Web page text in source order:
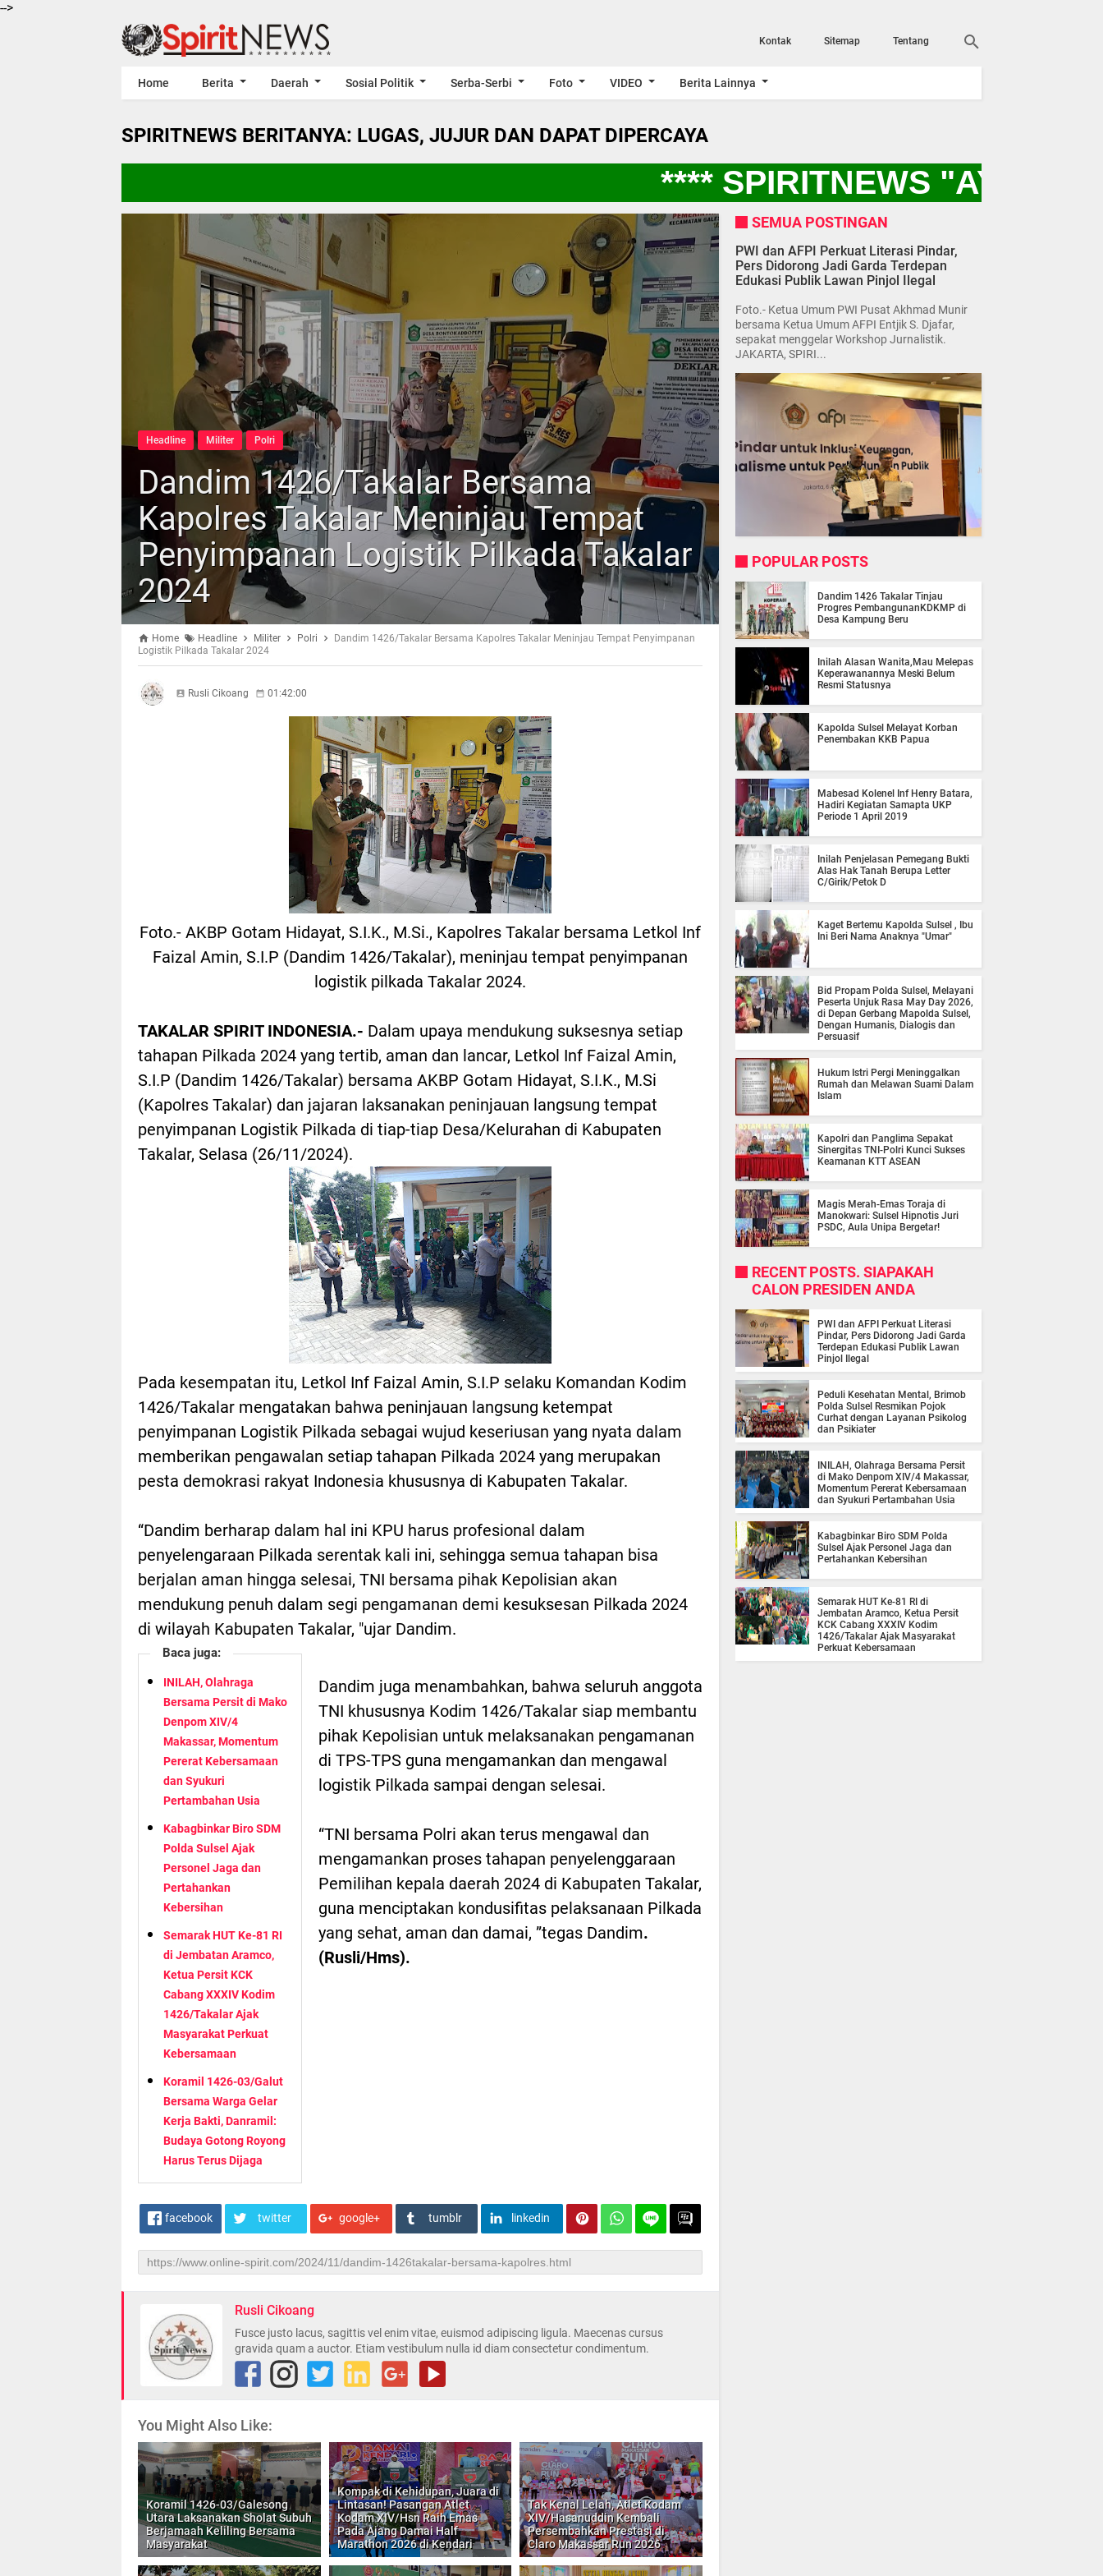
-->
Kontak Sitemap Tentang
Home Berita Daerah Sosial Politik Serba-Serbi Foto VIDEO Berita Lainnya
SPIRITNEWS BERITANYA: LUGAS, JUJUR DAN DAPAT DIPERCAYA
**** SPIRITNEWS "AYO KITA
Headline Militer Polri
Dandim 1426/Takalar Bersama
Kapolres Takalar Meninjau Tempat
Penyimpanan Logistik Pilkada Takalar
2024
Home Headline Militer Polri
Dandim 1426/Takalar Bersama Kapolres Takalar Meninjau Tempat Penyimpanan
Logistik Pilkada Takalar 2024
Rusli Cikoang 01:42:00
Foto.- AKBP Gotam Hidayat, S.I.K., M.Si., Kapolres Takalar bersama Letkol Inf
Faizal Amin, S.I.P (Dandim 1426/Takalar), meninjau tempat penyimpanan
logistik pilkada Takalar 2024.
TAKALAR SPIRIT INDONESIA.- Dalam upaya mendukung suksesnya setiap
tahapan Pilkada 2024 yang tertib, aman dan lancar, Letkol Inf Faizal Amin,
S.I.P (Dandim 1426/Takalar) bersama AKBP Gotam Hidayat, S.I.K., M.Si
(Kapolres Takalar) dan jajaran laksanakan peninjauan langsung tempat
penyimpanan Logistik Pilkada di tiap-tiap Desa/Kelurahan di Kabupaten
Takalar, Selasa (26/11/2024).
Pada kesempatan itu, Letkol Inf Faizal Amin, S.I.P selaku Komandan Kodim
1426/Takalar mengatakan bahwa peninjauan langsung ketempat
penyimpanan Logistik Pilkada sebagai wujud keseriusan yang nyata dalam
memberikan pengawalan setiap tahapan Pilkada 2024 yang merupakan
pesta demokrasi rakyat Indonesia khususnya di Kabupaten Takalar.
“Dandim berharap dalam hal ini KPU harus profesional dalam
penyelengaraan Pilkada serentak kali ini, sehingga semua tahapan bisa
berjalan aman hingga selesai, TNI bersama pihak Kepolisian akan
mendukung penuh dalam segi pengamanan demi kesuksesan Pilkada 2024
di wilayah Kabupaten Takalar, "ujar Dandim.
Baca juga:
INILAH, Olahraga
Bersama Persit di Mako
Denpom XIV/4
Makassar, Momentum
Pererat Kebersamaan
dan Syukuri
Pertambahan Usia
Kabagbinkar Biro SDM
Polda Sulsel Ajak
Personel Jaga dan
Pertahankan
Kebersihan
Semarak HUT Ke-81 RI
di Jembatan Aramco,
Ketua Persit KCK
Cabang XXXIV Kodim
1426/Takalar Ajak
Masyarakat Perkuat
Kebersamaan
Koramil 1426-03/Galut
Bersama Warga Gelar
Kerja Bakti, Danramil:
Budaya Gotong Royong
Harus Terus Dijaga
Dandim juga menambahkan, bahwa seluruh anggota
TNI khususnya Kodim 1426/Takalar siap membantu
pihak Kepolisian untuk melaksanakan pengamanan
di TPS-TPS guna mengamankan dan mengawal
logistik Pilkada sampai dengan selesai.
“TNI bersama Polri akan terus mengawal dan
mengamankan proses tahapan penyelenggaraan
Pemilihan kepala daerah 2024 di Kabupaten Takalar,
guna menciptakan kondusifitas pelaksanaan Pilkada
yang sehat, aman dan damai, ”tegas Dandim.
(Rusli/Hms).
facebook twitter google+ tumblr linkedin
Rusli Cikoang
Fusce justo lacus, sagittis vel enim vitae, euismod adipiscing ligula. Maecenas cursus
gravida quam a auctor. Etiam vestibulum nulla id diam consectetur condimentum.
You Might Also Like:
Koramil 1426-03/Galesong
Utara Laksanakan Sholat Subuh
Berjamaah Keliling Bersama
Masyarakat
Kompak di Kehidupan, Juara di
Lintasan! Pasangan Atlet
Kodam XIV/Hsn Raih Emas
Pada Ajang Damai Half
Marathon 2026 di Kendari
Tak Kenal Lelah, Atlet Kodam
XIV/Hasanuddin Kembali
Persembahkan Prestasi di
Claro Makassar Run 2026
SEMUA POSTINGAN
PWI dan AFPI Perkuat Literasi Pindar,
Pers Didorong Jadi Garda Terdepan
Edukasi Publik Lawan Pinjol Ilegal
Foto.- Ketua Umum PWI Pusat Akhmad Munir
bersama Ketua Umum AFPI Entjik S. Djafar,
sepakat menggelar Workshop Jurnalistik.
JAKARTA, SPIRI...
POPULAR POSTS
Dandim 1426 Takalar Tinjau
Progres PembangunanKDKMP di
Desa Kampung Beru
Inilah Alasan Wanita,Mau Melepas
Keperawanannya Meski Belum
Resmi Statusnya
Kapolda Sulsel Melayat Korban
Penembakan KKB Papua
Mabesad Kolenel Inf Henry Batara,
Hadiri Kegiatan Samapta UKP
Periode 1 April 2019
Inilah Penjelasan Pemegang Bukti
Alas Hak Tanah Berupa Letter
C/Girik/Petok D
Kaget Bertemu Kapolda Sulsel , Ibu
Ini Beri Nama Anaknya "Umar"
Bid Propam Polda Sulsel, Melayani
Peserta Unjuk Rasa May Day 2026,
di Depan Gerbang Mapolda Sulsel,
Dengan Humanis, Dialogis dan
Persuasif
Hukum Istri Pergi Meninggalkan
Rumah dan Melawan Suami Dalam
Islam
Kapolri dan Panglima Sepakat
Sinergitas TNI-Polri Kunci Sukses
Keamanan KTT ASEAN
Magis Merah-Emas Toraja di
Manokwari: Sulsel Hipnotis Juri
PSDC, Aula Unipa Bergetar!
RECENT POSTS. SIAPAKAH
CALON PRESIDEN ANDA
PWI dan AFPI Perkuat Literasi
Pindar, Pers Didorong Jadi Garda
Terdepan Edukasi Publik Lawan
Pinjol Ilegal
Peduli Kesehatan Mental, Brimob
Polda Sulsel Resmikan Pojok
Curhat dengan Layanan Psikolog
dan Psikiater
INILAH, Olahraga Bersama Persit
di Mako Denpom XIV/4 Makassar,
Momentum Pererat Kebersamaan
dan Syukuri Pertambahan Usia
Kabagbinkar Biro SDM Polda
Sulsel Ajak Personel Jaga dan
Pertahankan Kebersihan
Semarak HUT Ke-81 RI di
Jembatan Aramco, Ketua Persit
KCK Cabang XXXIV Kodim
1426/Takalar Ajak Masyarakat
Perkuat Kebersamaan